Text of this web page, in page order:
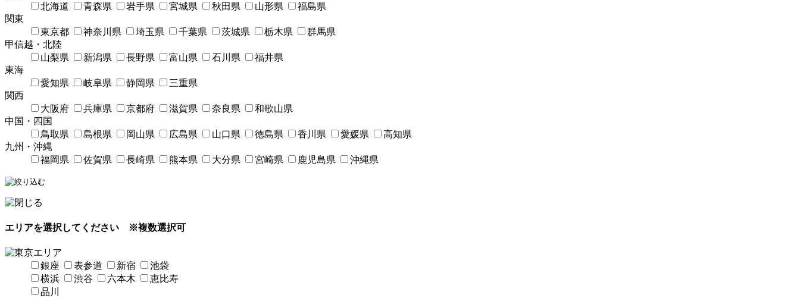
北海道
青森県 岩手県 宮城県 秋田県 山形県
福島県
関東
東京都
神奈川県 埼玉県 千葉県 茨城県 栃木県
群馬県
甲信越・北陸
山梨県
新潟県 長野県 富山県 石川県
福井県
東海
愛知県
岐阜県 静岡県
三重県
関西
大阪府
兵庫県 京都府 滋賀県 奈良県
和歌山県
中国・四国
鳥取県
島根県 岡山県 広島県 山口県 徳島県 香川県 愛媛県
高知県
九州・沖縄
福岡県
佐賀県 長崎県 熊本県 大分県 宮崎県 鹿児島県 沖縄県
エリアを選択してください ※複数選択可
銀座 表参道 新宿
池袋
横浜
渋谷 六本木
恵比寿
品川